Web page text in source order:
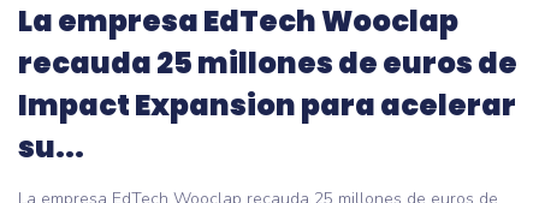
La empresa EdTech Wooclap
recauda 25 millones de euros de
Impact Expansion para acelerar
su...